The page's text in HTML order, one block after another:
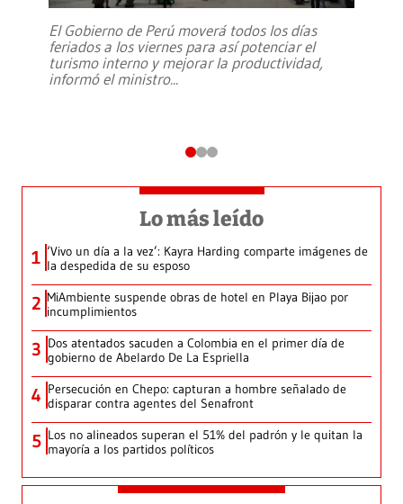
El Gobierno de Perú moverá todos los días
feriados a los viernes para así potenciar el
turismo interno y mejorar la productividad,
informó el ministro...
Lo más leído
1 ‘Vivo un día a la vez’: Kayra Harding comparte imágenes de
la despedida de su esposo
2 MiAmbiente suspende obras de hotel en Playa Bijao por
incumplimientos
3 Dos atentados sacuden a Colombia en el primer día de
gobierno de Abelardo De La Espriella
4 Persecución en Chepo: capturan a hombre señalado de
disparar contra agentes del Senafront
5 Los no alineados superan el 51% del padrón y le quitan la
mayoría a los partidos políticos